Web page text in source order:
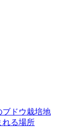
ブドウ栽培地
れる場所